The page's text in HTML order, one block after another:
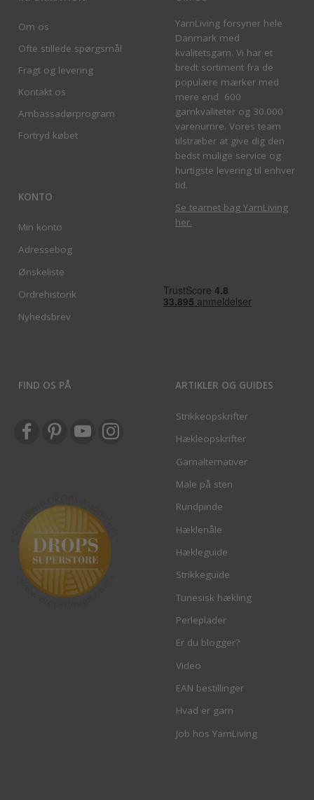
Om os
Ofte stillede spørgsmål
Fragt og levering
Kontakt os
Ambassadørprogram
Fortryd købet
KONTO
Min konto
Adressebog
Ønskeliste
Ordrehistorik
Nyhedsbrev
YarnLiving forsyner hele
Danmark med
kvalitetsgarn. Vi har et
bredt sortiment fra de
populære mærker med
mere end 600
garnkvaliteter og 30.000
varenumre. Vores team
tilstræber at give dig den
bedst mulige service og
hurtigste levering til enhver
tid.
Se teamet bag YarnLiving
her.
FIND OS PÅ ARTIKLER OG GUIDES
Strikkeopskrifter
Hækleopskrifter
Garnalternativer
Male på sten
Rundpinde
Hæklenåle
Hækleguide
Strikkeguide
Tunesisk hækling
Perleplader
Er du blogger?
Video
EAN bestillinger
Hvad er garn
Job hos YarnLiving